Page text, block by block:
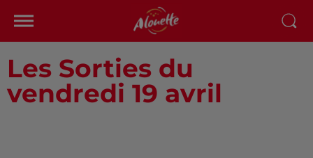
Les Sorties du
vendredi 19 avril